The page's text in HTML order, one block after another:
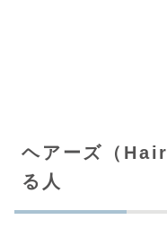
ヘアーズ（
る人